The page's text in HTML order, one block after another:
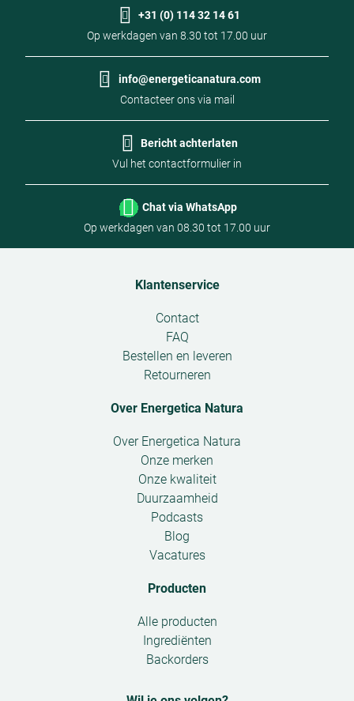
+31 (0) 114 32 14 61
Op werkdagen van 8.30 tot 17.00 uur
info@energeticanatura.com
Contacteer ons via mail
Bericht achterlaten
Vul het contactformulier in
Chat via WhatsApp
Op werkdagen van 08.30 tot 17.00 uur
Klantenservice
submenu
Contact
FAQ
Bestellen en leveren
Retourneren
Over Energetica Natura
Open
submenu
Over Energetica Natura
Onze merken
Onze kwaliteit
Duurzaamheid
Podcasts
Blog
Vacatures
Producten
Open
submenu
Alle producten
Ingrediënten
Backorders